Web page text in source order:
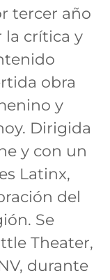
tercer año
la crítica y
obra
y
Dirigida
y con un
Latinx,
del
Se
Theater,
durante